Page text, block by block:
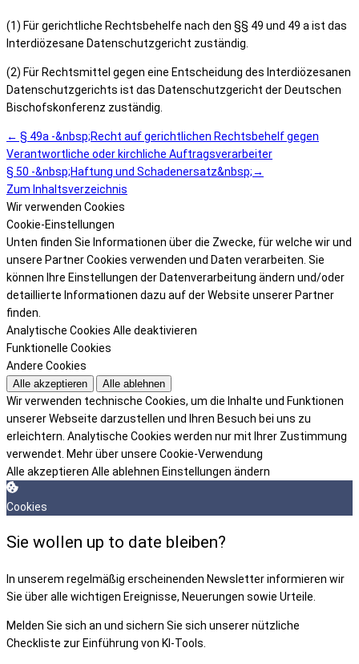
(1) Für gerichtliche Rechtsbehelfe nach den §§ 49 und 49 a ist das
Interdiözesane Datenschutzgericht zuständig.
(2) Für Rechtsmittel gegen eine Entscheidung des Interdiözesanen
Datenschutzgerichts ist das Datenschutzgericht der Deutschen
Bischofskonferenz zuständig.
← § 49a -&nbsp;Recht auf gerichtlichen Rechtsbehelf gegen
Verantwortliche oder kirchliche Auftragsverarbeiter
§ 50 -&nbsp;Haftung und Schadenersatz&nbsp;→
Zum Inhaltsverzeichnis
Wir verwenden Cookies
Cookie-Einstellungen
Unten finden Sie Informationen über die Zwecke, für welche wir und
unsere Partner Cookies verwenden und Daten verarbeiten. Sie
können Ihre Einstellungen der Datenverarbeitung ändern und/oder
detaillierte Informationen dazu auf der Website unserer Partner
finden.
Analytische Cookies Alle deaktivieren
Funktionelle Cookies
Andere Cookies
Alle akzeptieren Alle ablehnen
Wir verwenden technische Cookies, um die Inhalte und Funktionen
unserer Webseite darzustellen und Ihren Besuch bei uns zu
erleichtern. Analytische Cookies werden nur mit Ihrer Zustimmung
verwendet. Mehr über unsere Cookie-Verwendung
Alle akzeptieren Alle ablehnen Einstellungen ändern
Cookies
Sie wollen up to date bleiben?
In unserem regelmäßig erscheinenden Newsletter informieren wir
Sie über alle wichtigen Ereignisse, Neuerungen sowie Urteile.
Melden Sie sich an und sichern Sie sich unserer nützliche
Checkliste zur Einführung von KI-Tools.